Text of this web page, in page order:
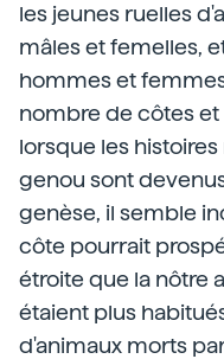
les jeunes ruelles
mâles et femelles,
hommes et
nombre de côtes
lorsque les
genou sont
genèse, il semble
côte pourrait
étroite que la nôtre
étaient plus
d'animaux morts